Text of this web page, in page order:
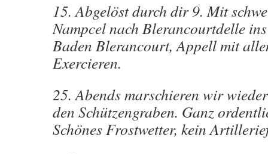
15. Abgelöst durch dir 9. Mit
Nampcel nach Blerancourtdelle
Baden Blerancourt, Appell mit
Exercieren.
25. Abends marschieren wir
den Schützengraben. Ganz
Schönes Frostwetter, kein